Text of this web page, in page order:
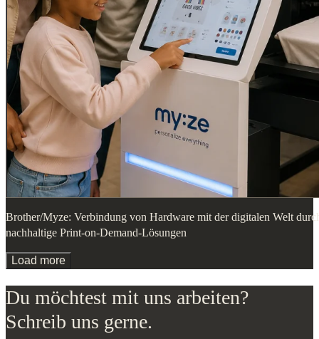
Brother/Myze: Verbindung von Hardware mit der digitalen Welt
nachhaltige Print-on-Demand-Lösungen
Load more
Du möchtest mit uns arbeiten?
Schreib uns gerne.